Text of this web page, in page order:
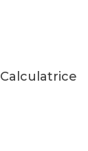
Calculatrice